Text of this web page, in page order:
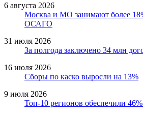
6 августа 2026
Москва и МО занимают более
ОСАГО
31 июля 2026
За полгода заключено 34 млн
16 июля 2026
Сборы по каско выросли на 13%
9 июля 2026
Топ-10 регионов обеспечили